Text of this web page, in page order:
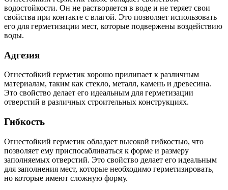
водостойкости. Он не растворяется в воде и не теряет свои
свойства при контакте с влагой. Это позволяет использовать
его для герметизации мест, которые подвержены воздействию
воды.
Адгезия
Огнестойкий герметик хорошо прилипает к различным
материалам, таким как стекло, металл, камень и древесина.
Это свойство делает его идеальным для герметизации
отверстий в различных строительных конструкциях.
Гибкость
Огнестойкий герметик обладает высокой гибкостью, что
позволяет ему приспосабливаться к форме и размеру
заполняемых отверстий. Это свойство делает его идеальным
для заполнения мест, которые необходимо герметизировать,
но которые имеют сложную форму.